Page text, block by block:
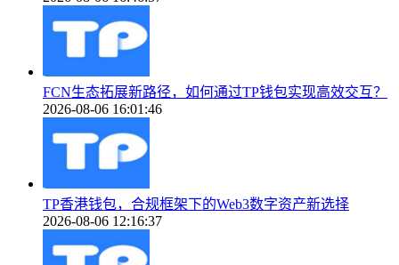
FCN生态拓展新路径，如何通过TP钱包实现高效交互？
2026-08-06 16:01:46
TP香港钱包，合规框架下的Web3数字资产新选择
2026-08-06 12:16:37